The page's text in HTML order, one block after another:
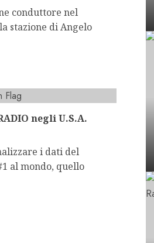
conduttore nel
stazione di Angelo
negli U.S.A.
i dati del
al mondo, quello